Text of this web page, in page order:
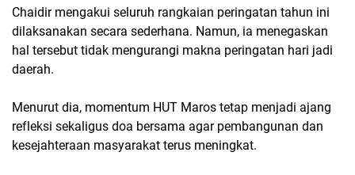
Chaidir mengakui seluruh rangkaian peringatan tahun ini
dilaksanakan secara sederhana. Namun, ia menegaskan
hal tersebut tidak mengurangi makna peringatan hari jadi
daerah.
Menurut dia, momentum HUT Maros tetap menjadi ajang
refleksi sekaligus doa bersama agar pembangunan dan
kesejahteraan masyarakat terus meningkat.